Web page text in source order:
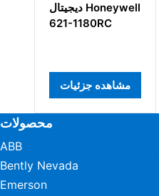
دیجیتال Honeywell
621-1180RC
مشاهده جزئیات
محصولات
ABB
Bently Nevada
Emerson